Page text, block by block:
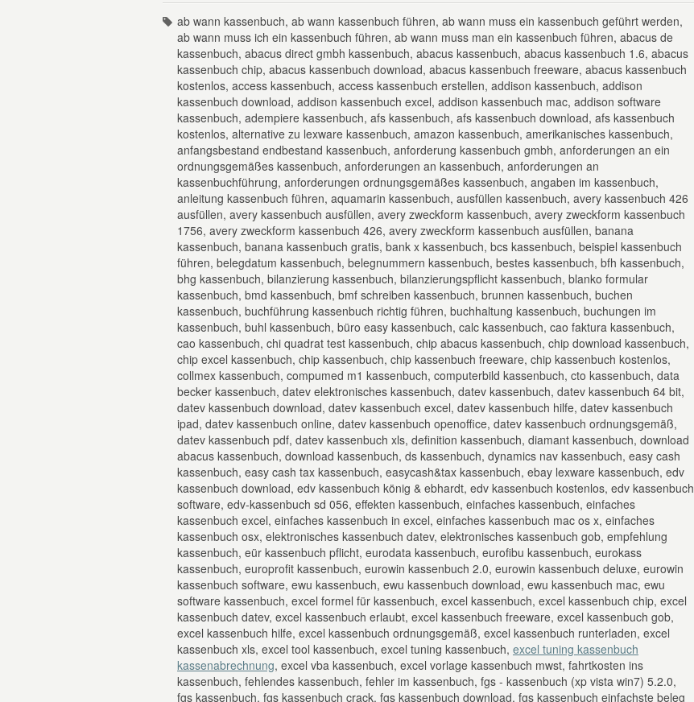
ab wann kassenbuch, ab wann kassenbuch führen, ab wann muss ein kassenbuch geführt werden,
ab wann muss ich ein kassenbuch führen, ab wann muss man ein kassenbuch führen, abacus de
kassenbuch, abacus direct gmbh kassenbuch, abacus kassenbuch, abacus kassenbuch 1.6, abacus
kassenbuch chip, abacus kassenbuch download, abacus kassenbuch freeware, abacus kassenbuch
kostenlos, access kassenbuch, access kassenbuch erstellen, addison kassenbuch, addison
kassenbuch download, addison kassenbuch excel, addison kassenbuch mac, addison software
kassenbuch, adempiere kassenbuch, afs kassenbuch, afs kassenbuch download, afs kassenbuch
kostenlos, alternative zu lexware kassenbuch, amazon kassenbuch, amerikanisches kassenbuch,
anfangsbestand endbestand kassenbuch, anforderung kassenbuch gmbh, anforderungen an ein
ordnungsgemäßes kassenbuch, anforderungen an kassenbuch, anforderungen an
kassenbuchführung, anforderungen ordnungsgemäßes kassenbuch, angaben im kassenbuch,
anleitung kassenbuch führen, aquamarin kassenbuch, ausfüllen kassenbuch, avery kassenbuch 426
ausfüllen, avery kassenbuch ausfüllen, avery zweckform kassenbuch, avery zweckform kassenbuch
1756, avery zweckform kassenbuch 426, avery zweckform kassenbuch ausfüllen, banana
kassenbuch, banana kassenbuch gratis, bank x kassenbuch, bcs kassenbuch, beispiel kassenbuch
führen, belegdatum kassenbuch, belegnummern kassenbuch, bestes kassenbuch, bfh kassenbuch,
bhg kassenbuch, bilanzierung kassenbuch, bilanzierungspflicht kassenbuch, blanko formular
kassenbuch, bmd kassenbuch, bmf schreiben kassenbuch, brunnen kassenbuch, buchen
kassenbuch, buchführung kassenbuch richtig führen, buchhaltung kassenbuch, buchungen im
kassenbuch, buhl kassenbuch, büro easy kassenbuch, calc kassenbuch, cao faktura kassenbuch,
cao kassenbuch, chi quadrat test kassenbuch, chip abacus kassenbuch, chip download kassenbuch,
chip excel kassenbuch, chip kassenbuch, chip kassenbuch freeware, chip kassenbuch kostenlos,
collmex kassenbuch, compumed m1 kassenbuch, computerbild kassenbuch, cto kassenbuch, data
becker kassenbuch, datev elektronisches kassenbuch, datev kassenbuch, datev kassenbuch 64 bit,
datev kassenbuch download, datev kassenbuch excel, datev kassenbuch hilfe, datev kassenbuch
ipad, datev kassenbuch online, datev kassenbuch openoffice, datev kassenbuch ordnungsgemäß,
datev kassenbuch pdf, datev kassenbuch xls, definition kassenbuch, diamant kassenbuch, download
abacus kassenbuch, download kassenbuch, ds kassenbuch, dynamics nav kassenbuch, easy cash
kassenbuch, easy cash tax kassenbuch, easycash&tax kassenbuch, ebay lexware kassenbuch, edv
kassenbuch download, edv kassenbuch könig & ebhardt, edv kassenbuch kostenlos, edv kassenbuch
software, edv-kassenbuch sd 056, effekten kassenbuch, einfaches kassenbuch, einfaches
kassenbuch excel, einfaches kassenbuch in excel, einfaches kassenbuch mac os x, einfaches
kassenbuch osx, elektronisches kassenbuch datev, elektronisches kassenbuch gob, empfehlung
kassenbuch, eür kassenbuch pflicht, eurodata kassenbuch, eurofibu kassenbuch, eurokass
kassenbuch, europrofit kassenbuch, eurowin kassenbuch 2.0, eurowin kassenbuch deluxe, eurowin
kassenbuch software, ewu kassenbuch, ewu kassenbuch download, ewu kassenbuch mac, ewu
software kassenbuch, excel formel für kassenbuch, excel kassenbuch, excel kassenbuch chip, excel
kassenbuch datev, excel kassenbuch erlaubt, excel kassenbuch freeware, excel kassenbuch gob,
excel kassenbuch hilfe, excel kassenbuch ordnungsgemäß, excel kassenbuch runterladen, excel
kassenbuch xls, excel tool kassenbuch, excel tuning kassenbuch, excel tuning kassenbuch
kassenabrechnung, excel vba kassenbuch, excel vorlage kassenbuch mwst, fahrtkosten ins
kassenbuch, fehlendes kassenbuch, fehler im kassenbuch, fgs - kassenbuch (xp vista win7) 5.2.0,
fgs kassenbuch, fgs kassenbuch crack, fgs kassenbuch download, fgs kassenbuch einfachste beleg